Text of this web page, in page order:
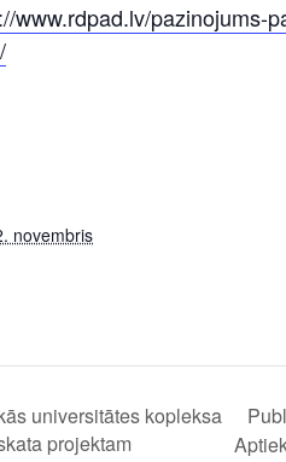
www.rdpad.lv/pazinojums-
novembris
universitātes kopleksa
projektam